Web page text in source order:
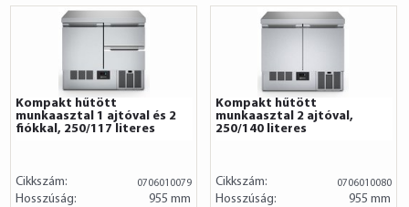
Kompakt hűtött
munkaasztal 1 ajtóval és 2
fiókkal, 250/117 literes
Cikkszám: 0706010079
Hosszúság:
955 mm
Kompakt hűtött
munkaasztal 2 ajtóval,
250/140 literes
Cikkszám: 0706010080
Hosszúság:
955 mm